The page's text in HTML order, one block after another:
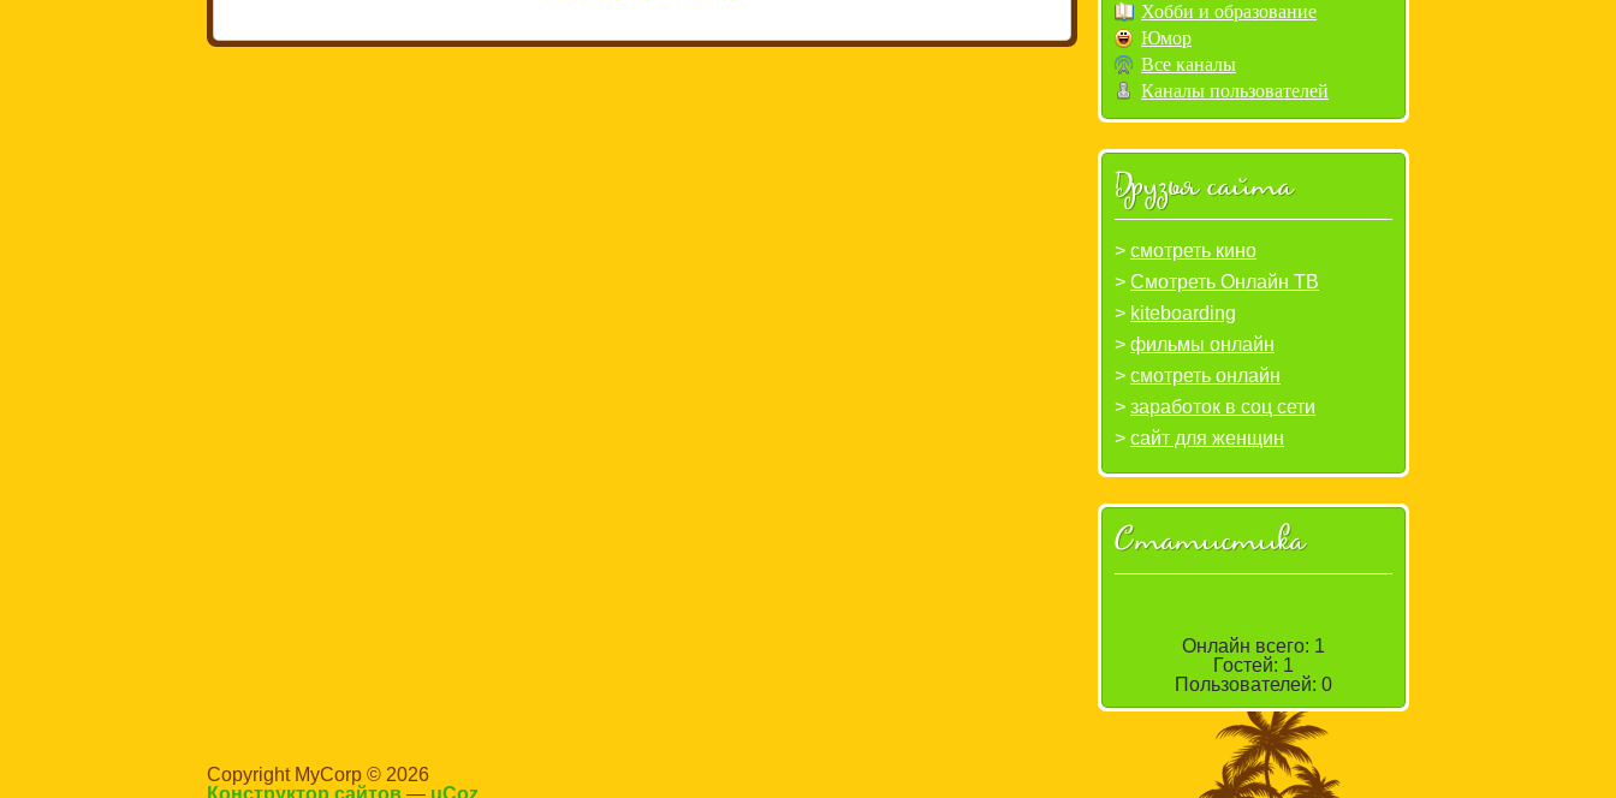
Хобби и образование
Юмор
Все каналы
Каналы пользователей
Друзья сайта
смотреть кино
Смотреть Онлайн ТВ
kiteboarding
фильмы онлайн
смотреть онлайн
заработок в соц сети
сайт для женщин
Статистика
Онлайн всего: 1
Гостей: 1
Пользователей: 0
Copyright MyCorp © 2026
Конструктор сайтов — uCoz